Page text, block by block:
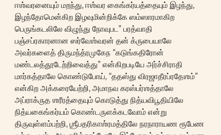
ஈஶ்வரனையும் மறந்து, ஈஶ்வர கைங்கர்யத்தையும் இழந்து,
இழந்தோமென்கிற இழவுமின்றிக்கே ஸம்ஸாரமாகிற
பெருங்கடலிலே விழுந்து நோவுபட” பரத்வாதி
பஞ்சப்ரகாரனான ஸர்வேஶ்வரன் தன் க்ருபையாலே
அவர்களைத் திருமந்த்ரமுகேந “கடுங்கதிரோன்
மண்டலத்தூடேற்றிவைத்து” என்கிறபடியே அர்ச்சிராதி
மார்கத்தாலே கொண்டுபோய், “ததஸ்து விரஜாதீரப்ரதேஶம்”
என்கிற அக்கரையேற்றி, அமாநவ கரஸ்பர்ஶத்தாலே
அப்ராக்ருத ஶரீரத்தையும் கொடுத்து நித்யவிபூதியிலே
நித்யகைங்கர்யம் கொண்டருளக்கடவோம் என்று
திருவுள்ளம்பற்றி, ஶ்ரீபதரிகாஶ்ரமத்திலே நரநாராயண ரூபேண